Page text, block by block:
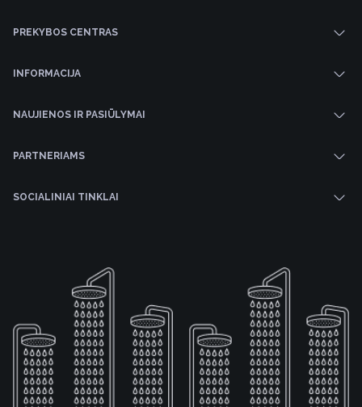
PREKYBOS CENTRAS
INFORMACIJA
NAUJIENOS IR PASIŪLYMAI
PARTNERIAMS
SOCIALINIAI TINKLAI